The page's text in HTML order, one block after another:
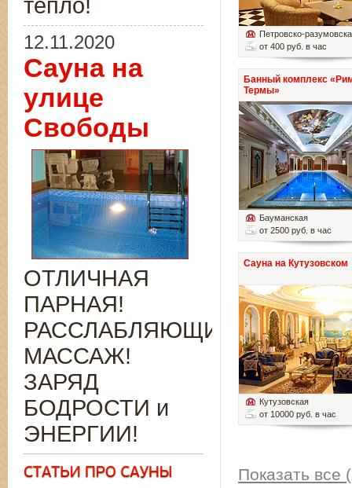
Петровско-
от 400 руб. в час
Банный комплекс
Термы»
Бауманская
от 2500 руб. в час
Сауна на Кутузовском
Кутузовская
от 10000 руб. в час
Показать все
тепло!
12.11.2020
Сауна на
улице
Свободы
ОТЛИЧНАЯ
ПАРНАЯ!
РАССЛАБЛЯЮЩИЙ
МАССАЖ!
ЗАРЯД
БОДРОСТИ и
ЭНЕРГИИ!